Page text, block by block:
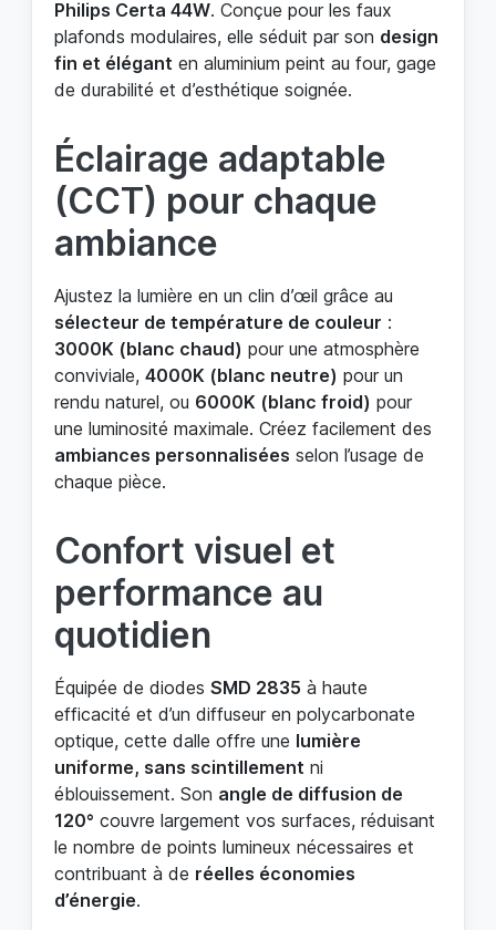
Philips Certa 44W. Conçue pour les faux
plafonds modulaires, elle séduit par son design
fin et élégant en aluminium peint au four, gage
de durabilité et d’esthétique soignée.
Éclairage adaptable
(CCT) pour chaque
ambiance
Ajustez la lumière en un clin d’œil grâce au
sélecteur de température de couleur :
3000K (blanc chaud) pour une atmosphère
conviviale, 4000K (blanc neutre) pour un
rendu naturel, ou 6000K (blanc froid) pour
une luminosité maximale. Créez facilement des
ambiances personnalisées selon l’usage de
chaque pièce.
Confort visuel et
performance au
quotidien
Équipée de diodes SMD 2835 à haute
efficacité et d’un diffuseur en polycarbonate
optique, cette dalle offre une lumière
uniforme, sans scintillement ni
éblouissement. Son angle de diffusion de
120° couvre largement vos surfaces, réduisant
le nombre de points lumineux nécessaires et
contribuant à de réelles économies
d’énergie.